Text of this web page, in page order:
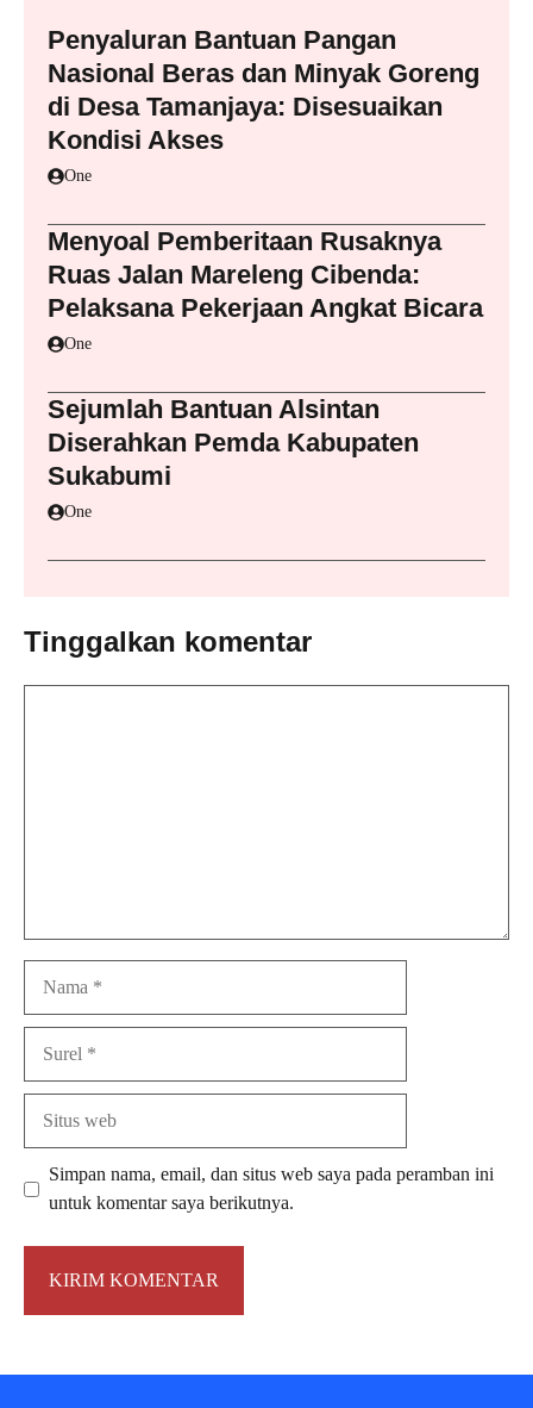
Penyaluran Bantuan Pangan
Nasional Beras dan Minyak Goreng
di Desa Tamanjaya: Disesuaikan
Kondisi Akses
One
Menyoal Pemberitaan Rusaknya
Ruas Jalan Mareleng Cibenda:
Pelaksana Pekerjaan Angkat Bicara
One
Sejumlah Bantuan Alsintan
Diserahkan Pemda Kabupaten
Sukabumi
One
Tinggalkan komentar
Simpan nama, email, dan situs web saya pada peramban ini
untuk komentar saya berikutnya.